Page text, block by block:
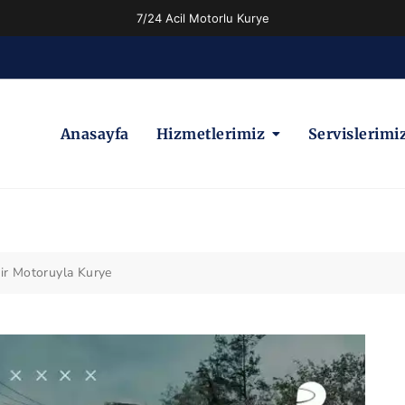
7/24 Acil Motorlu Kurye
Anasayfa Hizmetlerimiz
Motoruyla Kurye